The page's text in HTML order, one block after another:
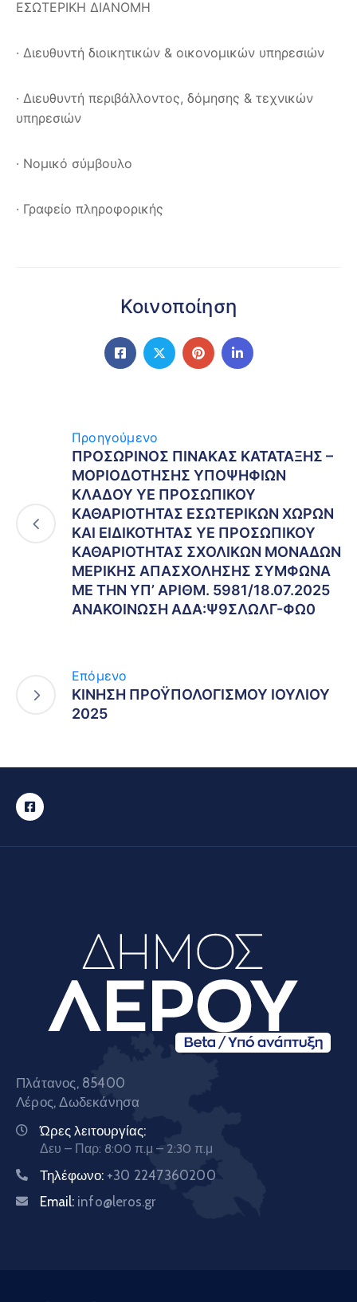
ΕΣΩΤΕΡΙΚΗ ΔΙΑΝΟΜΗ
· Διευθυντή διοικητικών & οικονομικών υπηρεσιών
· Διευθυντή περιβάλλοντος, δόμησης & τεχνικών
υπηρεσιών
· Νομικό σύμβουλο
· Γραφείο πληροφορικής
Κοινοποίηση
Προηγούμενο
ΠΡΟΣΩΡΙΝΟΣ ΠΙΝΑΚΑΣ ΚΑΤΑΤΑΞΗΣ –
ΜΟΡΙΟΔΟΤΗΣΗΣ ΥΠΟΨΗΦΙΩΝ
ΚΛΑΔΟΥ ΥΕ ΠΡΟΣΩΠΙΚΟΥ
ΚΑΘΑΡΙΟΤΗΤΑΣ ΕΣΩΤΕΡΙΚΩΝ ΧΩΡΩΝ
ΚΑΙ ΕΙΔΙΚΟΤΗΤΑΣ ΥΕ ΠΡΟΣΩΠΙΚΟΥ
ΚΑΘΑΡΙΟΤΗΤΑΣ ΣΧΟΛΙΚΩΝ ΜΟΝΑΔΩΝ
ΜΕΡΙΚΗΣ ΑΠΑΣΧΟΛΗΣΗΣ ΣΥΜΦΩΝΑ
ΜΕ ΤΗΝ ΥΠ’ ΑΡΙΘΜ. 5981/18.07.2025
ΑΝΑΚΟΙΝΩΣΗ ΑΔΑ:Ψ9ΣΛΩΛΓ-ΦΩ0
Επόμενο
ΚΙΝΗΣΗ ΠΡΟΫΠΟΛΟΓΙΣΜΟΥ ΙΟΥΛΙΟΥ
2025
Πλάτανος, 85400
Λέρος, Δωδεκάνησα
Ώρες λειτουργίας:
Δευ – Παρ: 8:00 π.μ – 2:30 π.μ
Τηλέφωνο: +30 2247360200
Email: info@leros.gr